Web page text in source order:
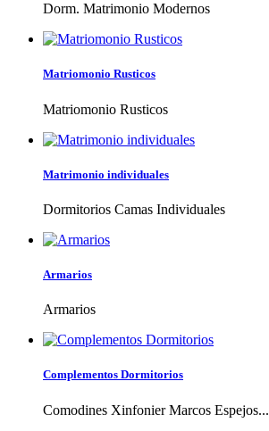
Dorm. Matrimonio Modernos
Matriomonio Rusticos
Matriomonio Rusticos
Matrimonio individuales
Dormitorios Camas Individuales
Armarios
Armarios
Complementos Dormitorios
Comodines Xinfonier Marcos Espejos...